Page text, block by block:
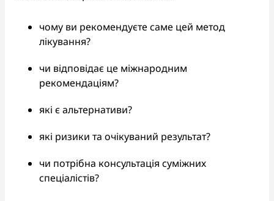
чому ви рекомендуєте саме цей метод
лікування?
чи відповідає це міжнародним
рекомендаціям?
які є альтернативи?
які ризики та очікуваний результат?
чи потрібна консультація суміжних
спеціалістів?